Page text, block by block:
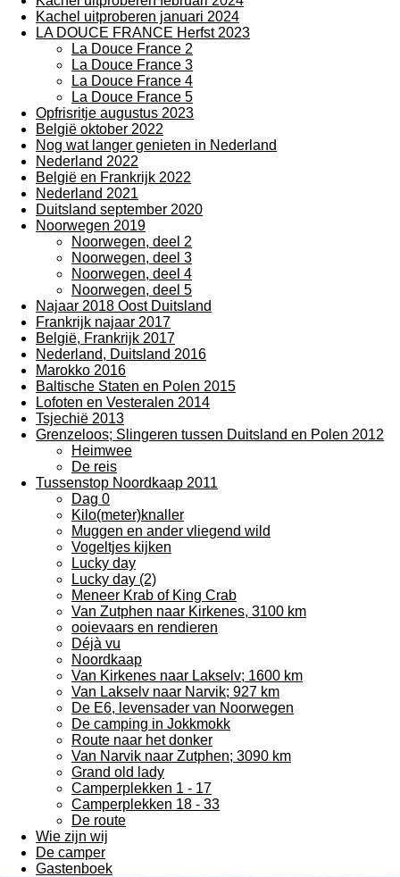
Kachel uitproberen januari 2024
LA DOUCE FRANCE Herfst 2023
La Douce France 2
La Douce France 3
La Douce France 4
La Douce France 5
Opfrisritje augustus 2023
België oktober 2022
Nog wat langer genieten in Nederland
Nederland 2022
België en Frankrijk 2022
Nederland 2021
Duitsland september 2020
Noorwegen 2019
Noorwegen, deel 2
Noorwegen, deel 3
Noorwegen, deel 4
Noorwegen, deel 5
Najaar 2018 Oost Duitsland
Frankrijk najaar 2017
België, Frankrijk 2017
Nederland, Duitsland 2016
Marokko 2016
Baltische Staten en Polen 2015
Lofoten en Vesteralen 2014
Tsjechië 2013
Grenzeloos; Slingeren tussen Duitsland en Polen 2012
Heimwee
De reis
Tussenstop Noordkaap 2011
Dag 0
Kilo(meter)knaller
Muggen en ander vliegend wild
Vogeltjes kijken
Lucky day
Lucky day (2)
Meneer Krab of King Crab
Van Zutphen naar Kirkenes, 3100 km
ooievaars en rendieren
Déjà vu
Noordkaap
Van Kirkenes naar Lakselv; 1600 km
Van Lakselv naar Narvik; 927 km
De E6, levensader van Noorwegen
De camping in Jokkmokk
Route naar het donker
Van Narvik naar Zutphen; 3090 km
Grand old lady
Camperplekken 1 - 17
Camperplekken 18 - 33
De route
Wie zijn wij
De camper
Gastenboek